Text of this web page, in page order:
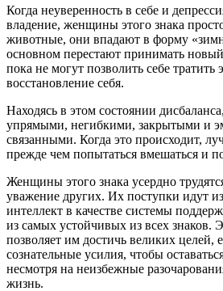
Когда неуверенность в себе и
владение, женщины этого знака
животные, они впадают в форму
основном перестают принимать
пока не могут позволить себе тратить
восстановление себя.
Находясь в этом состоянии
упрямыми, негибкими, закрытыми и
связанными. Когда это происходит,
прежде чем попытаться вмешаться и
Женщины этого знака усердно
уважение других. Их поступки идут
интеллект в качестве системы
из самых устойчивых из всех знаков.
позволяет им достичь великих целей,
сознательные усилия, чтобы
несмотря на неизбежные
жизнь.